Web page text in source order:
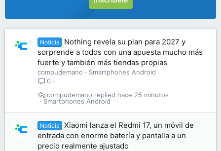
Noticia
Nothing revela su plan para 2027 y
sorprende a todos con una apuesta mucho más
fuerte y también más tiendas propias
compudemano
Smartphones Android
0
Smartphones Android
hace 25 minutos
compudemano
Noticia
Xiaomi lanza el Redmi 17, un móvil de
entrada con enorme batería y pantalla a un
precio realmente ajustado